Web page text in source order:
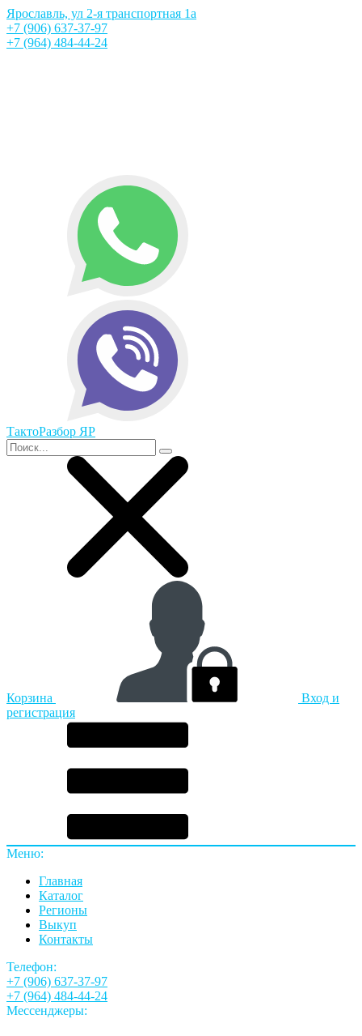
Ярославль, ул 2-я транспортная 1а
+7 (906) 637-37-97
+7 (964) 484-44-24
ТактоРазбор ЯР
Корзина
Вход и
регистрация
Меню:
Главная
Каталог
Регионы
Выкуп
Контакты
Телефон:
+7 (906) 637-37-97
+7 (964) 484-44-24
Мессенджеры: